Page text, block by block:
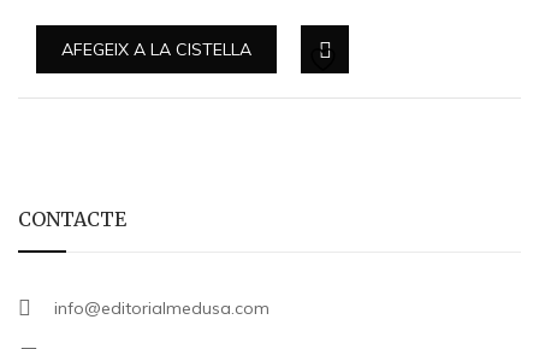
AFEGEIX A LA CISTELLA
CONTACTE
info@editorialmedusa.com